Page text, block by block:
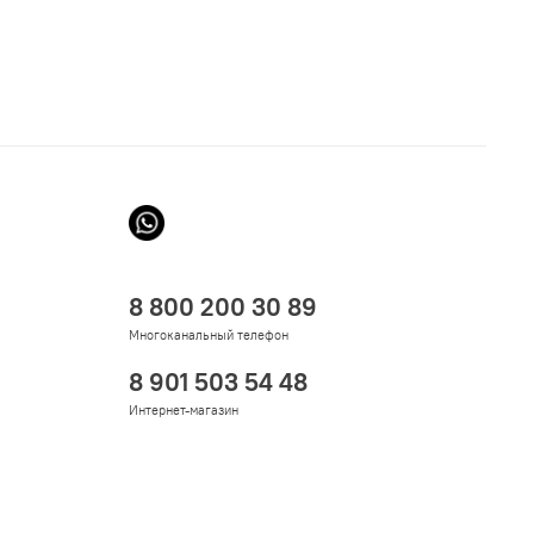
8 800 200 30 89
Многоканальный телефон
8 901 503 54 48
Интернет-магазин